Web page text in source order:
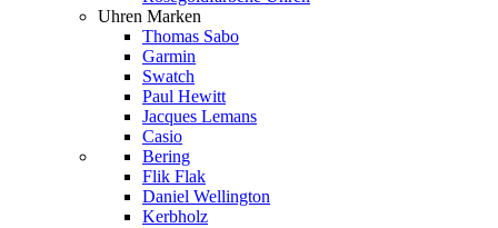
Uhren Marken
Thomas Sabo
Garmin
Swatch
Paul Hewitt
Jacques Lemans
Casio
Bering
Flik Flak
Daniel Wellington
Kerbholz